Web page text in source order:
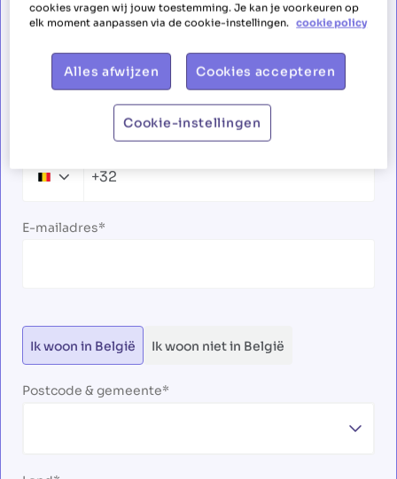
Familienaam
Telefoonnummer
Belgium+32
E-mailadres
Ik woon in België Ik woon niet in België
Postcode & gemeente
cookies vragen wij jouw toestemming. Je kan je voorkeuren op
elk moment aanpassen via de cookie-instellingen. cookie policy
Alles afwijzen Cookies accepteren
Cookie-instellingen